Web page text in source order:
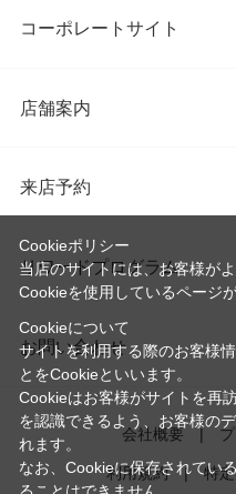
コーポレートサイト
店舗案内
来店予約
リワードプログラム
お問い合わせ
会社概要
利用規約 特
Cookieポリシー
当店のサイトには、お客様が
Cookieを使用しているページ
Cookieについて
サイトを利用する際のお客様
とをCookieといいます。
Cookieはお客様がサイトを再
を認識できるよう、お客様の
れます。
なお、Cookieに保存されてい